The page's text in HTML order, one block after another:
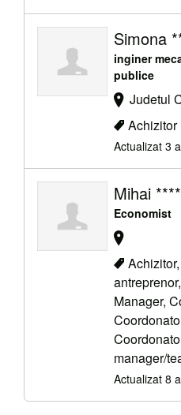
Simona
inginer
publice
Judetul
Achizitor
Actualizat 3
Mihai
Economist
Manager,
manager/
Actualizat 8